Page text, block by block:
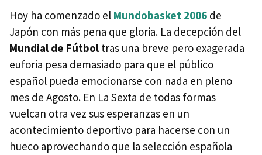
Hoy ha comenzado el Mundobasket 2006 de
Japón con más pena que gloria. La decepción del
Mundial de Fútbol tras una breve pero exagerada
euforia pesa demasiado para que el público
español pueda emocionarse con nada en pleno
mes de Agosto. En La Sexta de todas formas
vuelcan otra vez sus esperanzas en un
acontecimiento deportivo para hacerse con un
hueco aprovechando que la selección española